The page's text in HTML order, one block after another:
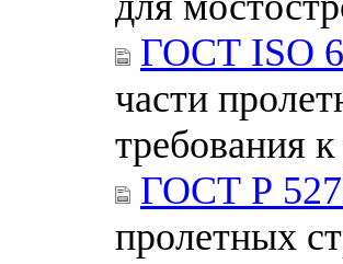
ГОСТ ISO
части
требования к
ГОСТ Р
пролетных